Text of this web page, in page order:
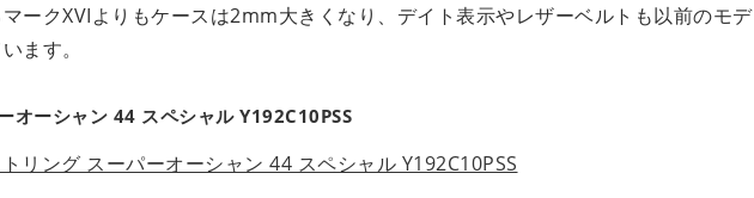
ークXVIよりもケースは2mm大きくなり、デイト表示やレザーベルトも以前のモデ
ます。
オーシャン 44 スペシャル Y192C10PSS